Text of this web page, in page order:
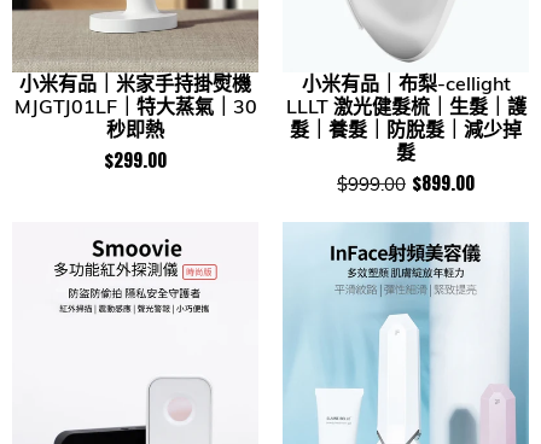
小米有品｜米家手持掛熨機
MJGTJ01LF｜特大蒸氣｜30
秒即熱
$299.00
小米有品｜布梨-cellight
LLLT 激光健髮梳｜生髮｜護
髮｜養髮｜防脫髮｜減少掉
髮
$999.00 $899.00